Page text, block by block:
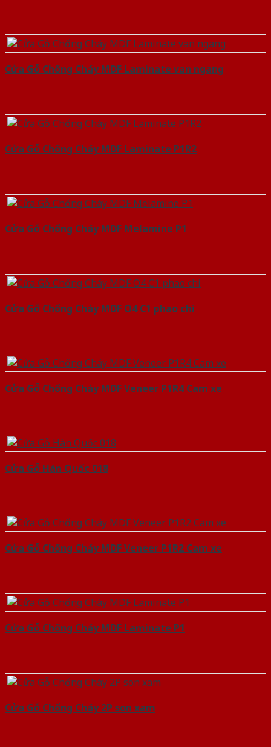
Cửa Gỗ Chống Cháy MDF Laminate van ngang
Cửa Gỗ Chống Cháy MDF Laminate P1R2
Cửa Gỗ Chống Cháy MDF Melamine P1
Cửa Gỗ Chống Cháy MDF O4 C1 phao chi
Cửa Gỗ Chống Cháy MDF Veneer P1R4 Cam xe
Cửa Gỗ Hàn Quốc 018
Cửa Gỗ Chống Cháy MDF Veneer P1R2 Cam xe
Cửa Gỗ Chống Cháy MDF Laminate P1
Cửa Gỗ Chống Cháy 2P son xam